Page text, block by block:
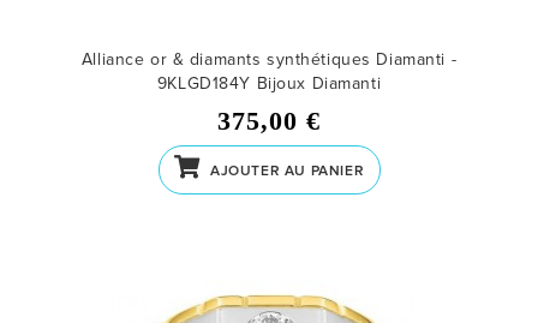
Alliance or & diamants synthétiques Diamanti -
9KLGD184Y Bijoux Diamanti
375,00 €
AJOUTER AU PANIER